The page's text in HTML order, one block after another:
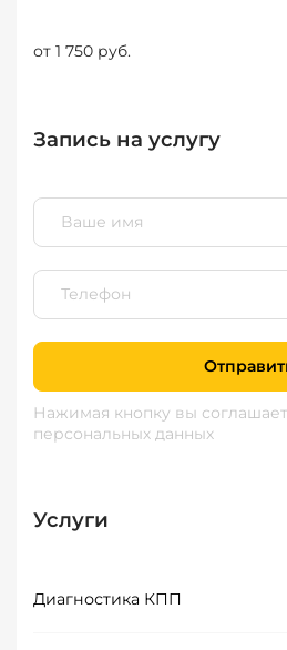
от 1 750 руб.
Запись на услугу
Нажимая кнопку вы
персональных данных
Услуги
Диагностика КПП